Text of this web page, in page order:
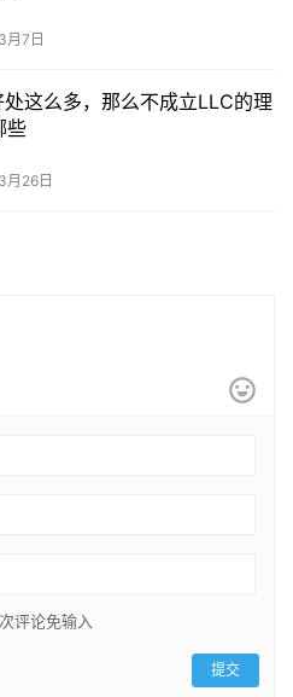
月7日
处这么多，那么不成立LLC的理
些
月26日
评论免输入
提交